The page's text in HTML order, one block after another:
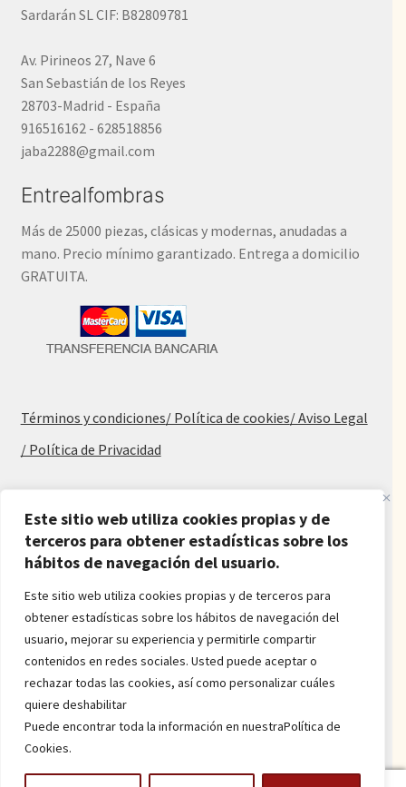
Este sitio web utiliza cookies propias y de
terceros para obtener estadísticas sobre los
hábitos de navegación del usuario.
Este sitio web utiliza cookies propias y de terceros para
obtener estadísticas sobre los hábitos de navegación del
usuario, mejorar su experiencia y permitirle compartir
contenidos en redes sociales. Usted puede aceptar o
rechazar todas las cookies, así como personalizar cuáles
quiere deshabilitar
Puede encontrar toda la información en nuestraPolítica de
Cookies.
Sardarán SL CIF: B82809781
Av. Pirineos 27, Nave 6
San Sebastián de los Reyes
28703-Madrid - España
916516162 - 628518856
jaba2288@gmail.com
Entrealfombras
Más de 25000 piezas, clásicas y modernas, anudadas a
mano. Precio mínimo garantizado. Entrega a domicilio
GRATUITA.
Términos y condiciones/ Política de cookies/ Aviso Legal
/ Política de Privacidad
Alfombras baratas
Procedencia de las alfombras
Alfombras económicas
Alfombras a medida
Alfombras orientales
Venta de alfombras